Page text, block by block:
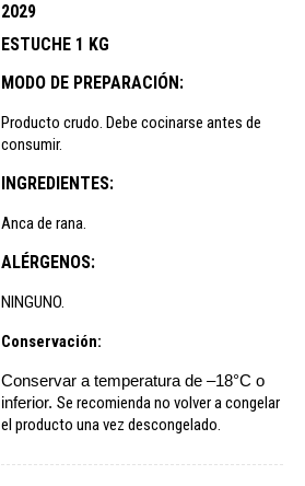
2029
ESTUCHE 1 KG
MODO DE PREPARACIÓN:
Producto crudo. Debe cocinarse antes de
consumir.
INGREDIENTES:
Anca de rana.
ALÉRGENOS:
NINGUNO.
Conservación:
Conservar a temperatura de –18°C o
inferior. Se recomienda no volver a congelar
el producto una vez descongelado.